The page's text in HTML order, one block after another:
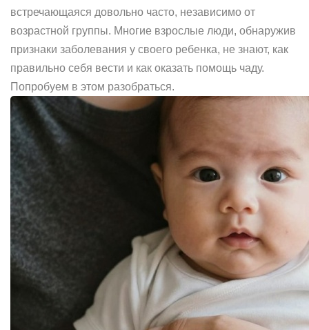
встречающаяся довольно часто, независимо от
возрастной группы. Многие взрослые люди, обнаружив
признаки заболевания у своего ребенка, не знают, как
правильно себя вести и как оказать помощь чаду.
Попробуем в этом разобраться.